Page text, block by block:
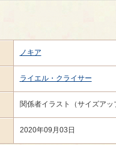
ノキア
ライエル・クライサー
関係者イラスト（サイズアッ
2020年09月03日